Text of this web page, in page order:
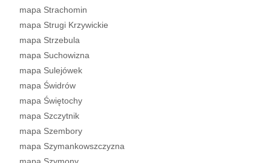
mapa Strachomin
mapa Strugi Krzywickie
mapa Strzebula
mapa Suchowizna
mapa Sulejówek
mapa Świdrów
mapa Świętochy
mapa Szczytnik
mapa Szembory
mapa Szymankowszczyzna